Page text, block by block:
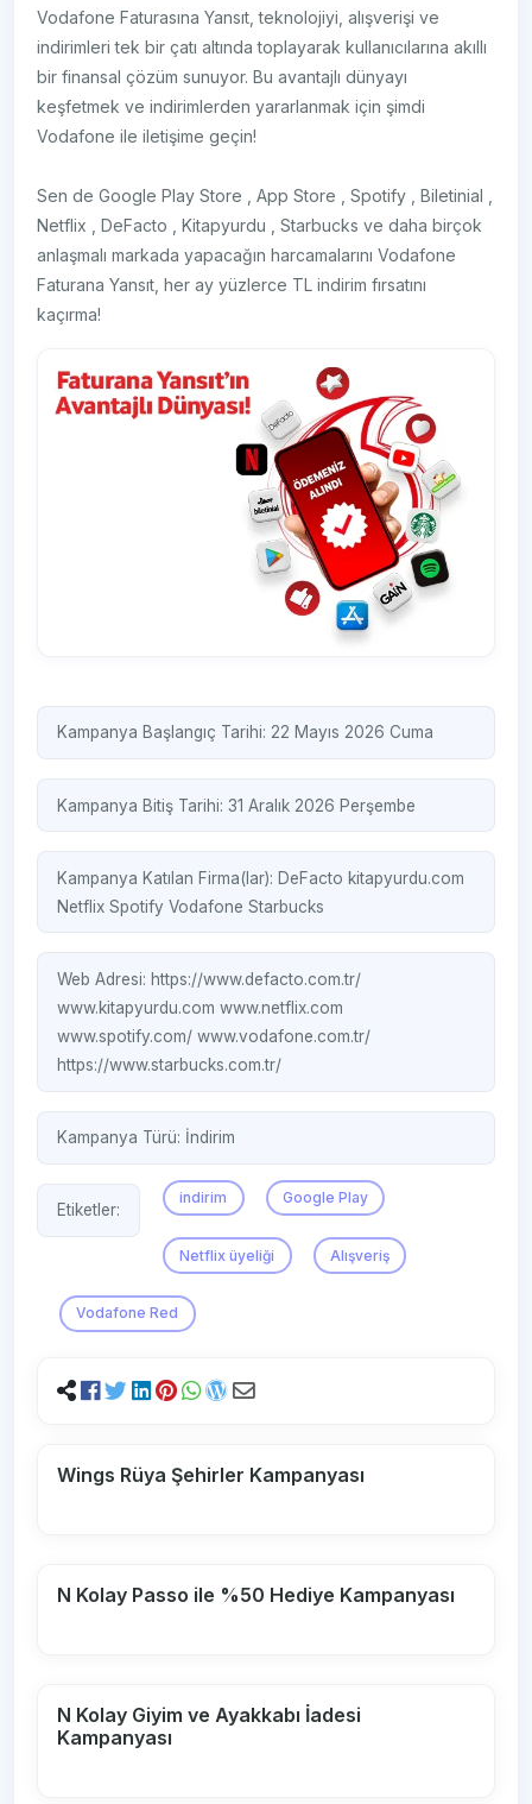
Vodafone Faturasına Yansıt, teknolojiyi, alışverişi ve
indirimleri tek bir çatı altında toplayarak kullanıcılarına akıllı
bir finansal çözüm sunuyor. Bu avantajlı dünyayı
keşfetmek ve indirimlerden yararlanmak için şimdi
Vodafone ile iletişime geçin!
Sen de Google Play Store , App Store , Spotify , Biletinial ,
Netflix , DeFacto , Kitapyurdu , Starbucks ve daha birçok
anlaşmalı markada yapacağın harcamalarını Vodafone
Faturana Yansıt, her ay yüzlerce TL indirim fırsatını
kaçırma!
Kampanya Başlangıç Tarihi: 22 Mayıs 2026 Cuma
Kampanya Bitiş Tarihi: 31 Aralık 2026 Perşembe
Kampanya Katılan Firma(lar): DeFacto kitapyurdu.com
NetflixSpotifyVodafoneStarbucks
Web Adresi: https://www.defacto.com.tr/
www.kitapyurdu.comwww.netflix.com
www.spotify.com/‎www.vodafone.com.tr/ ‎
https://www.starbucks.com.tr/
Kampanya Türü: İndirim
Etiketler:
indirim Google Play
Netflix üyeliği Alışveriş
Vodafone Red
Wings Rüya Şehirler Kampanyası
N Kolay Passo ile %50 Hediye Kampanyası
N Kolay Giyim ve Ayakkabı İadesi
Kampanyası